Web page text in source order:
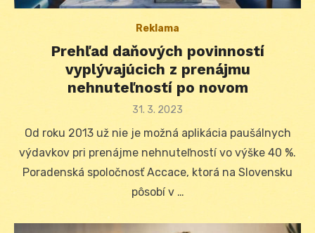
Reklama
Prehľad daňových povinností
vyplývajúcich z prenájmu
nehnuteľností po novom
Posted
31. 3. 2023
Od roku 2013 už nie je možná aplikácia paušálnych
výdavkov pri prenájme nehnuteľností vo výške 40 %.
Poradenská spoločnosť Accace, ktorá na Slovensku
pôsobí v …